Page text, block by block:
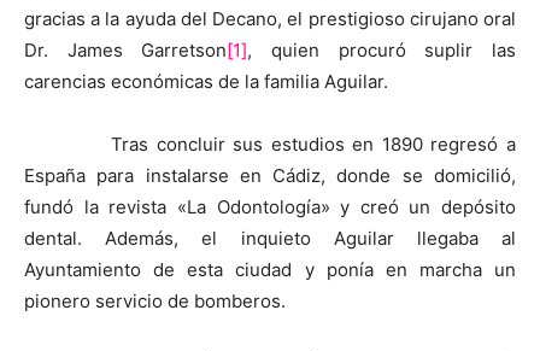
gracias a la ayuda del Decano, el prestigioso cirujano oral
Dr. James Garretson[1], quien procuró suplir las
carencias económicas de la familia Aguilar.
Tras concluir sus estudios en 1890 regresó a
España para instalarse en Cádiz, donde se domicilió,
fundó la revista «La Odontología» y creó un depósito
dental. Además, el inquieto Aguilar llegaba al
Ayuntamiento de esta ciudad y ponía en marcha un
pionero servicio de bomberos.